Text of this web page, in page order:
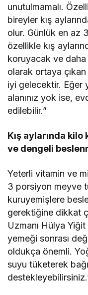
unutulmamalı.
bireyler kış
olur. Günlük en az
özellikle kış
koruyacak ve daha
olarak ortaya
iyi gelecektir. Eğer
alanınız yok ise,
edilebilir.”
Kış aylarında
ve dengeli
Yeterli vitamin ve
3 porsiyon meyve
kuruyemişlere
gerektiğine dikkat
Uzmanı Hülya
yemeği sonrası
oldukça önemli.
suyu tüketerek